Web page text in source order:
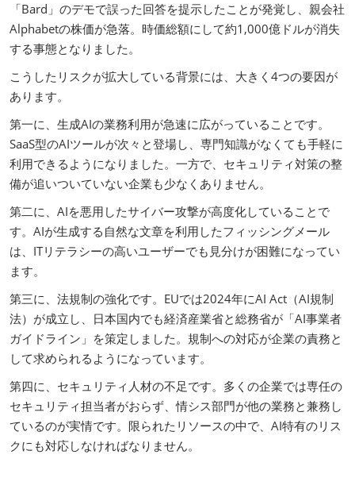
「Bard」のデモで誤った回答を提示したことが発覚し、親会社
Alphabetの株価が急落。時価総額にして約1,000億ドルが消失
する事態となりました。
こうしたリスクが拡大している背景には、大きく4つの要因が
あります。
第一に、生成AIの業務利用が急速に広がっていることです。
SaaS型のAIツールが次々と登場し、専門知識がなくても手軽に
利用できるようになりました。一方で、セキュリティ対策の整
備が追いついていない企業も少なくありません。
第二に、AIを悪用したサイバー攻撃が高度化していることで
す。AIが生成する自然な文章を利用したフィッシングメール
は、ITリテラシーの高いユーザーでも見分けが困難になってい
ます。
第三に、法規制の強化です。EUでは2024年にAI Act（AI規制
法）が成立し、日本国内でも経済産業省と総務省が「AI事業者
ガイドライン」を策定しました。規制への対応が企業の責務と
して求められるようになっています。
第四に、セキュリティ人材の不足です。多くの企業では専任の
セキュリティ担当者がおらず、情シス部門が他の業務と兼務し
ているのが実情です。限られたリソースの中で、AI特有のリス
クにも対応しなければなりません。